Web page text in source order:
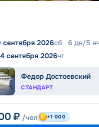
сентября 2026сб 6 дн/5
сентября 2026чт
Федор Достоевский
СТАНДАРТ
₽ /чел +1 000